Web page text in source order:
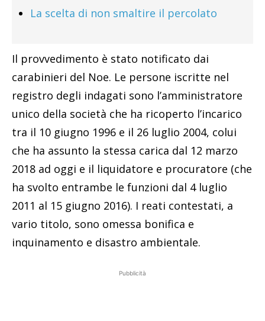
La scelta di non smaltire il percolato
Il provvedimento è stato notificato dai
carabinieri del Noe. Le persone iscritte nel
registro degli indagati sono l’amministratore
unico della società che ha ricoperto l’incarico
tra il 10 giugno 1996 e il 26 luglio 2004, colui
che ha assunto la stessa carica dal 12 marzo
2018 ad oggi e il liquidatore e procuratore (che
ha svolto entrambe le funzioni dal 4 luglio
2011 al 15 giugno 2016). I reati contestati, a
vario titolo, sono omessa bonifica e
inquinamento e disastro ambientale.
Pubblicità